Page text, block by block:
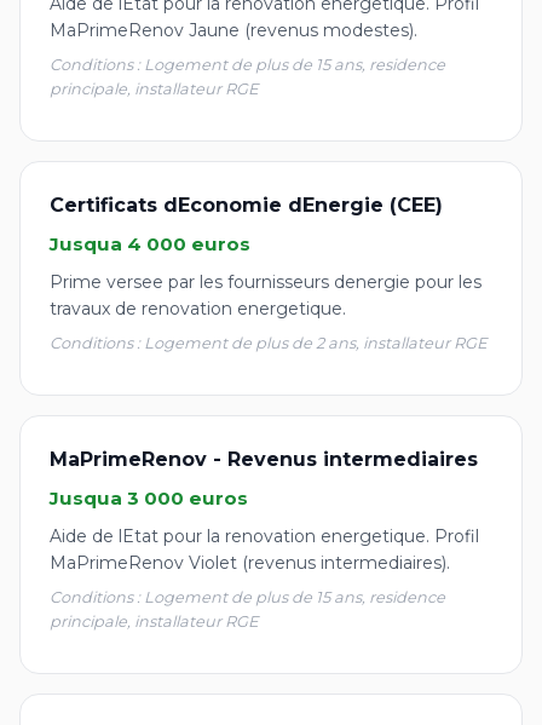
MaPrimeRenov Jaune (revenus modestes).
Conditions : Logement de plus de 15 ans, residence
principale, installateur RGE
Certificats dEconomie dEnergie (CEE)
Jusqua 4 000 euros
Prime versee par les fournisseurs denergie pour les
travaux de renovation energetique.
Conditions : Logement de plus de 2 ans, installateur RGE
MaPrimeRenov - Revenus intermediaires
Jusqua 3 000 euros
Aide de lEtat pour la renovation energetique. Profil
MaPrimeRenov Violet (revenus intermediaires).
Conditions : Logement de plus de 15 ans, residence
principale, installateur RGE